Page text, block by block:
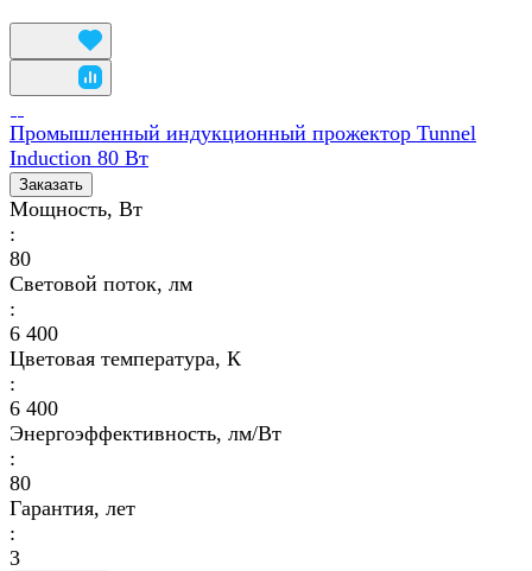
Промышленный индукционный прожектор Tunnel
Induction 80 Вт
Заказать
Мощность, Вт
:
80
Световой поток, лм
:
6 400
Цветовая температура, К
:
6 400
Энергоэффективность, лм/Вт
:
80
Гарантия, лет
:
3